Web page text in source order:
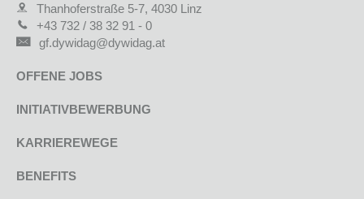
Thanhoferstraße 5-7, 4030 Linz
+43 732 / 38 32 91 - 0
gf.dywidag@dywidag.at
OFFENE JOBS
INITIATIVBEWERBUNG
KARRIEREWEGE
BENEFITS